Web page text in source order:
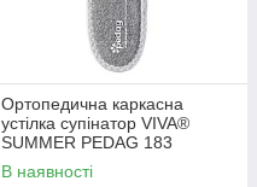
Ортопедична каркасна
устілка супінатор VIVA®
SUMMER PEDAG 183
В наявності